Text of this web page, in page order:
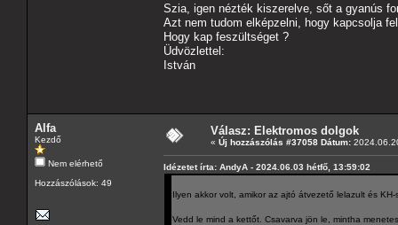
Szia, igen nézték kiszerelve, sőt a gyanús
Azt nem tudom elképzelni, hogy kapcsolja
Hogy kap feszültséget ?
Üdvözlettel:
István
Alfa
Kezdő
Nem elérhető
Hozzászólások: 49
Válasz: Elektromos dolgok
« Új hozzászólás #37058 Dátum:
Idézetet írta: AndyA - 2024.06.03 hétfő, 13:59:02
Ilyen akkor volt, amikor az ajtó átvezető lelazult és KH-
Vedd le mind a kettőt. Csavarva jön le, mintha